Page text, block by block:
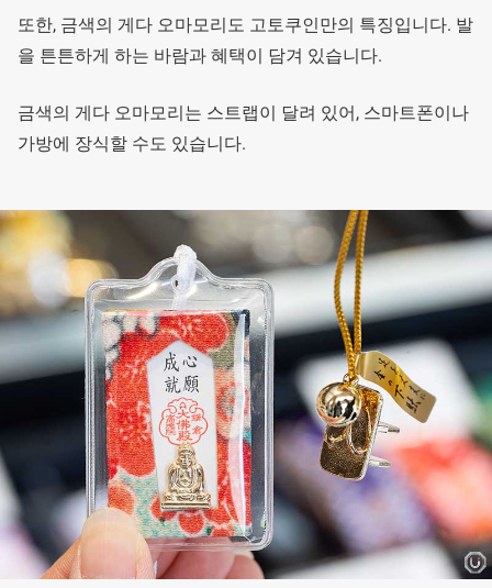
또한, 금색의 게다 오마모리도 고토쿠인만의 특징입니다. 발
을 튼튼하게 하는 바람과 혜택이 담겨 있습니다.
금색의 게다 오마모리는 스트랩이 달려 있어, 스마트폰이나
가방에 장식할 수도 있습니다.